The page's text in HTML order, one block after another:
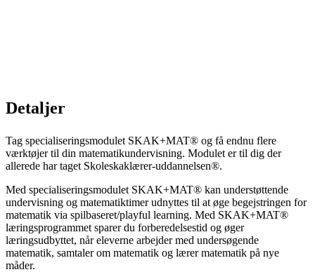
Detaljer
Tag specialiseringsmodulet SKAK+MAT® og få endnu flere
værktøjer til din matematikundervisning. Modulet er til dig der
allerede har taget Skoleskaklærer-uddannelsen®.
Med specialiseringsmodulet SKAK+MAT® kan understøttende
undervisning og matematiktimer udnyttes til at øge begejstringen for
matematik via spilbaseret/playful learning. Med SKAK+MAT®
læringsprogrammet sparer du forberedelsestid og øger
læringsudbyttet, når eleverne arbejder med undersøgende
matematik, samtaler om matematik og lærer matematik på nye
måder.